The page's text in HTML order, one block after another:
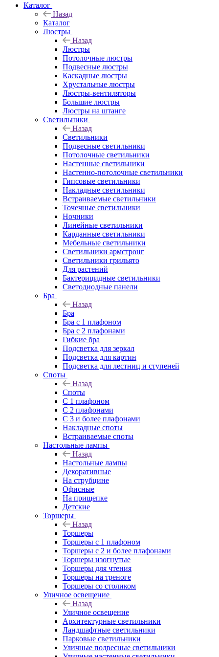
Каталог
Назад
Каталог
Люстры
Назад
Люстры
Потолочные люстры
Подвесные люстры
Каскадные люстры
Хрустальные люстры
Люстры-вентиляторы
Большие люстры
Люстры на штанге
Светильники
Назад
Светильники
Подвесные светильники
Потолочные светильники
Настенные светильники
Настенно-потолочные светильники
Гипсовые светильники
Накладные светильники
Встраиваемые светильники
Точечные светильники
Ночники
Линейные светильники
Карданные светильники
Мебельные светильники
Светильники армстронг
Светильники грильято
Для растений
Бактерицидные светильники
Светодиодные панели
Бра
Назад
Бра
Бра с 1 плафоном
Бра с 2 плафонами
Гибкие бра
Подсветка для зеркал
Подсветка для картин
Подсветка для лестниц и ступеней
Споты
Назад
Споты
С 1 плафоном
С 2 плафонами
С 3 и более плафонами
Накладные споты
Встраиваемые споты
Настольные лампы
Назад
Настольные лампы
Декоративные
На струбцине
Офисные
На прищепке
Детские
Торшеры
Назад
Торшеры
Торшеры с 1 плафоном
Торшеры с 2 и более плафонами
Торшеры изогнутые
Торшеры для чтения
Торшеры на треноге
Торшеры со столиком
Уличное освещение
Назад
Уличное освещение
Архитектурные светильники
Ландшафтные светильники
Парковые светильники
Уличные подвесные светильники